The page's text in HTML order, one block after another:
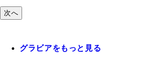
次へ
グラビアをもっと見る